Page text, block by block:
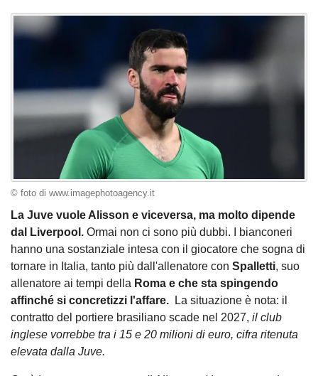
© foto di www.imagephotoagency.it
La Juve vuole Alisson e viceversa, ma molto dipende
dal Liverpool. Ormai non ci sono più dubbi. I bianconeri
hanno una sostanziale intesa con il giocatore che sogna di
tornare in Italia, tanto più dall'allenatore con Spalletti, suo
allenatore ai tempi della Roma e che sta spingendo
affinché si concretizzi l'affare. La situazione è nota: il
contratto del portiere brasiliano scade nel 2027, il club
inglese vorrebbe tra i 15 e 20 milioni di euro, cifra ritenuta
elevata dalla Juve.